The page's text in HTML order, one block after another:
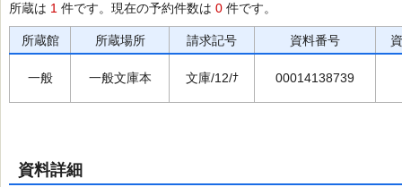
所蔵は 1 件です。現在の予約件数は 0 件です。
所蔵館 所蔵場所 請求記号 資料番号
一般 一般文庫本 文庫/12/ﾅ 00014138739
資料詳細